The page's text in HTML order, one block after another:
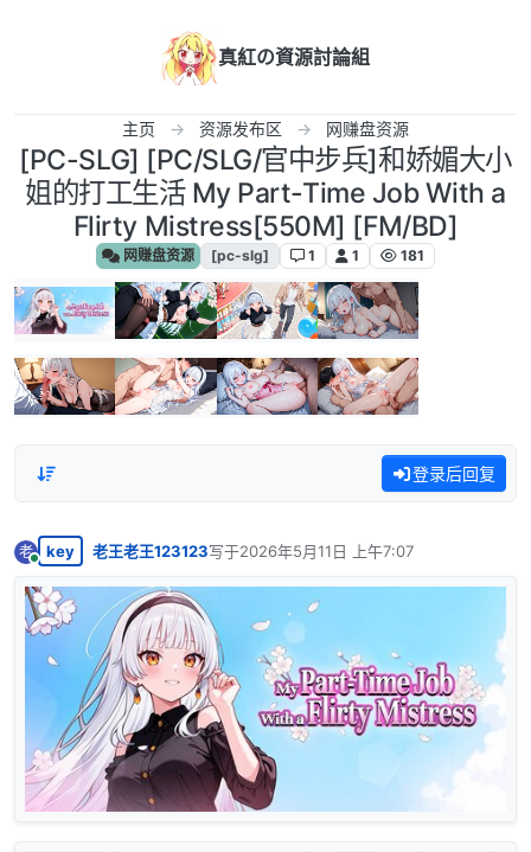
真紅の資源討論組
主页 资源发布区 网赚盘资源
[PC-SLG] [PC/SLG/官中步兵]和娇媚大小
姐的打工生活 My Part-Time Job With a
Flirty Mistress[550M] [FM/BD]
网赚盘资源 [pc-slg] 1 1 181
登录后回复
老
在线
key 老王老王123123写于2026年5月11日 上午7:07
最后由 编辑